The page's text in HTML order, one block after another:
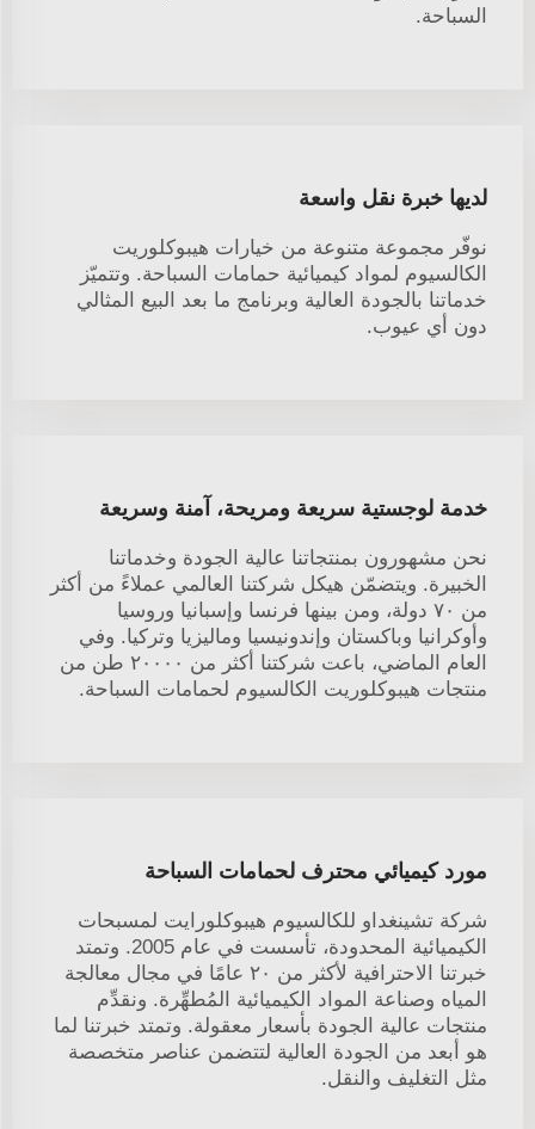
السباحة.
لديها خبرة نقل واسعة
نوفّر مجموعة متنوعة من خيارات هيبوكلوريت
الكالسيوم لمواد كيميائية حمامات السباحة. وتتميّز
خدماتنا بالجودة العالية وبرنامج ما بعد البيع المثالي
دون أي عيوب.
خدمة لوجستية سريعة ومريحة، آمنة وسريعة
نحن مشهورون بمنتجاتنا عالية الجودة وخدماتنا
الخبيرة. ويتضمّن هيكل شركتنا العالمي عملاءً من أكثر
من ٧٠ دولة، ومن بينها فرنسا وإسبانيا وروسيا
وأوكرانيا وباكستان وإندونيسيا وماليزيا وتركيا. وفي
العام الماضي، باعت شركتنا أكثر من ٢٠٠٠٠ طن من
منتجات هيبوكلوريت الكالسيوم لحمامات السباحة.
مورد كيميائي محترف لحمامات السباحة
شركة تشينغداو للكالسيوم هيبوكلورايت لمسبحات
الكيميائية المحدودة، تأسست في عام 2005. وتمتد
خبرتنا الاحترافية لأكثر من ٢٠ عامًا في مجال معالجة
المياه وصناعة المواد الكيميائية المُطهِّرة. ونقدِّم
منتجات عالية الجودة بأسعار معقولة. وتمتد خبرتنا لما
هو أبعد من الجودة العالية لتتضمن عناصر متخصصة
مثل التغليف والنقل.